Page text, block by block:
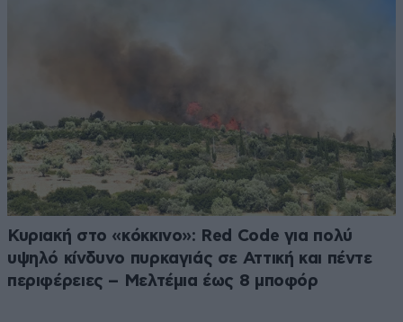
Κυριακή στο «κόκκινο»: Red Code για πολύ
υψηλό κίνδυνο πυρκαγιάς σε Αττική και πέντε
περιφέρειες – Μελτέμια έως 8 μποφόρ